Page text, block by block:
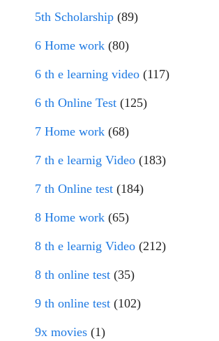
5th Scholarship (89)
6 Home work (80)
6 th e learning video (117)
6 th Online Test (125)
7 Home work (68)
7 th e learnig Video (183)
7 th Online test (184)
8 Home work (65)
8 th e learnig Video (212)
8 th online test (35)
9 th online test (102)
9x movies (1)